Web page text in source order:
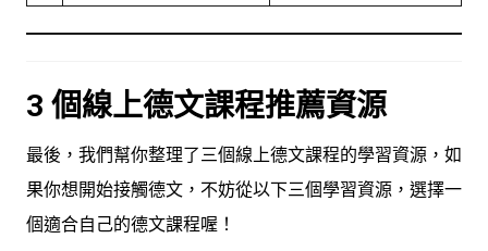
3 個線上德文課程推薦資源
最後，我們幫你整理了三個線上德文課程的學習資源，如
果你想開始接觸德文，不妨從以下三個學習資源，選擇一
個適合自己的德文課程喔！